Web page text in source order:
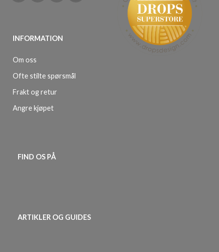
INFORMATION
Om oss
Ofte stilte spørsmål
Frakt og retur
Angre kjøpet
FIND OS PÅ
ARTIKLER OG GUIDES